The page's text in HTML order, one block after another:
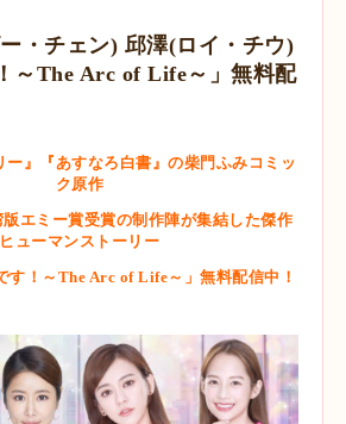
・チェン) 邱澤(ロイ・チウ)
～The Arc of Life～」無料配
ー』『あすなろ白書』の柴門ふみコミッ
ク原作
エミー賞受賞の制作陣が集結した傑作
ヒューマンストーリー
The Arc of Life～」無料配信中！